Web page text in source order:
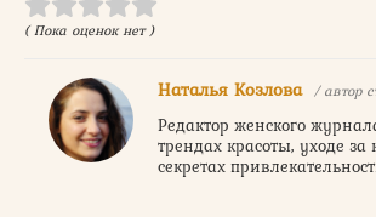
( Пока оценок нет )
Наталья Козлова / автор
Редактор женского
трендах красоты, уходе за
секретах